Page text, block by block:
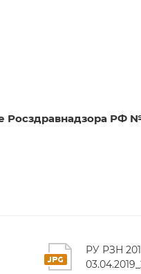
Росздравнадзора РФ
РУ РЗН